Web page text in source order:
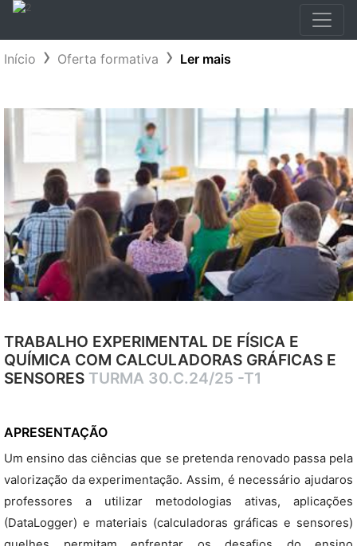
Início Oferta formativa Ler mais
TRABALHO EXPERIMENTAL DE FÍSICA E
QUÍMICA COM CALCULADORAS GRÁFICAS E
SENSORES TURMA 30.C.24/25 -T1
APRESENTAÇÃO
Um ensino das ciências que se pretenda renovado passa pela
valorização da experimentação. Assim, é necessário ajudaros
professores a utilizar metodologias ativas, aplicações
(DataLogger) e materiais (calculadoras gráficas e sensores)